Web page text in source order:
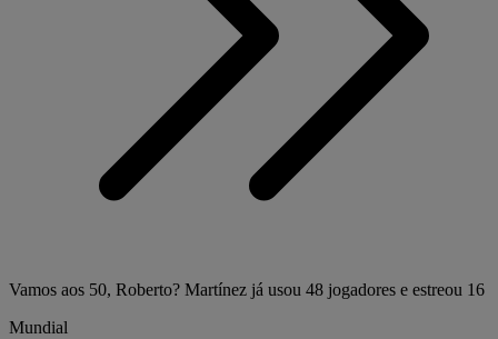
Vamos aos 50, Roberto? Martínez já usou 48 jogadores e estreou 16
Mundial